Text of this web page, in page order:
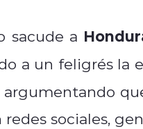
sacude a
a un feligrés la
argumentando
sociales,